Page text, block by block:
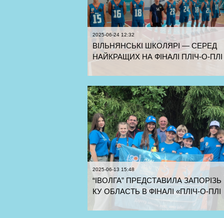
2025-06-24 12:32
ВІЛЬНЯНСЬКІ ШКОЛЯРІ — СЕРЕД
НАЙКРАЩИХ НА ФІНАЛІ ПЛІЧ-О-ПЛІ
фінальний етап сезону 2024–2025 вс
еукраїнської шкільної ліги «Пліч-о-плі
ч» з волейболу серед учнів 5–9 та ...
2025-06-13 15:48
“ІВОЛГА” ПРЕДСТАВИЛА ЗАПОРІЗЬ
КУ ОБЛАСТЬ В ФІНАЛІ «ПЛІЧ-О-ПЛІ
Ч ВСЕУКРАЇНСЬКІ ШКІЛЬНІ ЛІГИ» З
БАСКЕТБОЛУ Рівне приймало фінал